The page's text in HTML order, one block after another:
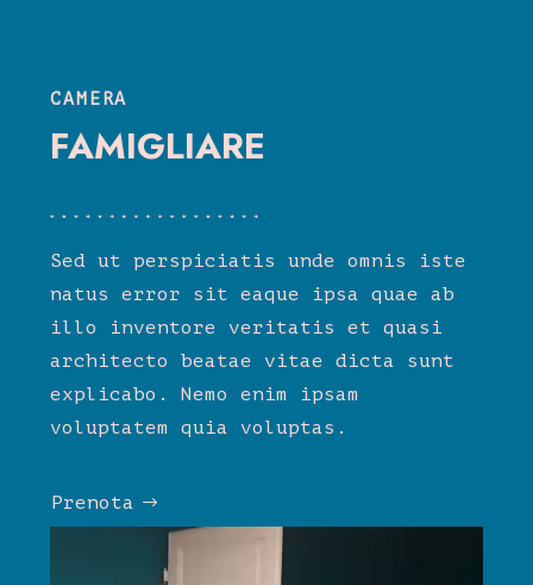
CAMERA
FAMIGLIARE
Sed ut perspiciatis unde omnis iste
natus error sit eaque ipsa quae ab
illo inventore veritatis et quasi
architecto beatae vitae dicta sunt
explicabo. Nemo enim ipsam
voluptatem quia voluptas.
Prenota